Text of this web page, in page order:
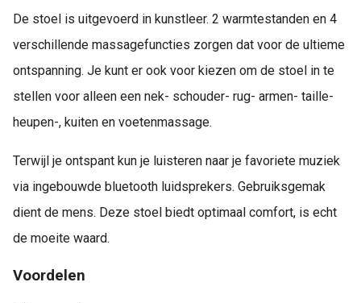
De stoel is uitgevoerd in kunstleer. 2 warmtestanden en 4
verschillende massagefuncties zorgen dat voor de ultieme
ontspanning. Je kunt er ook voor kiezen om de stoel in te
stellen voor alleen een nek- schouder- rug- armen- taille-
heupen-, kuiten en voetenmassage.
Terwijl je ontspant kun je luisteren naar je favoriete muziek
via ingebouwde bluetooth luidsprekers. Gebruiksgemak
dient de mens. Deze stoel biedt optimaal comfort, is echt
de moeite waard.
Voordelen